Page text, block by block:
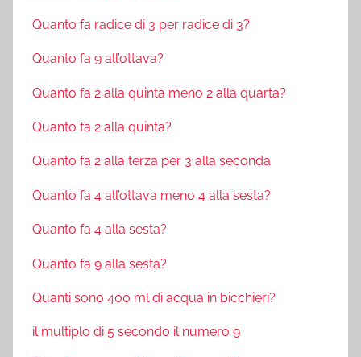
Quanto fa radice di 3 per radice di 3?
Quanto fa 9 all’ottava?
Quanto fa 2 alla quinta meno 2 alla quarta?
Quanto fa 2 alla quinta?
Quanto fa 2 alla terza per 3 alla seconda
Quanto fa 4 all’ottava meno 4 alla sesta?
Quanto fa 4 alla sesta?
Quanto fa 9 alla sesta?
Quanti sono 400 ml di acqua in bicchieri?
il multiplo di 5 secondo il numero 9